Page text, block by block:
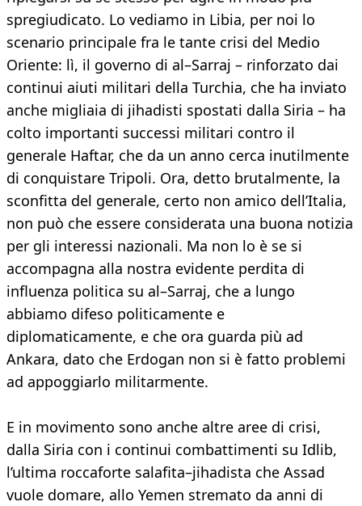
spregiudicato. Lo vediamo in Libia, per noi lo
scenario principale fra le tante crisi del Medio
Oriente: lì, il governo di al–Sarraj – rinforzato dai
continui aiuti militari della Turchia, che ha inviato
anche migliaia di jihadisti spostati dalla Siria – ha
colto importanti successi militari contro il
generale Haftar, che da un anno cerca inutilmente
di conquistare Tripoli. Ora, detto brutalmente, la
sconfitta del generale, certo non amico dell’Italia,
non può che essere considerata una buona notizia
per gli interessi nazionali. Ma non lo è se si
accompagna alla nostra evidente perdita di
influenza politica su al–Sarraj, che a lungo
abbiamo difeso politicamente e
diplomaticamente, e che ora guarda più ad
Ankara, dato che Erdogan non si è fatto problemi
ad appoggiarlo militarmente.
E in movimento sono anche altre aree di crisi,
dalla Siria con i continui combattimenti su Idlib,
l’ultima roccaforte salafita–jihadista che Assad
vuole domare, allo Yemen stremato da anni di